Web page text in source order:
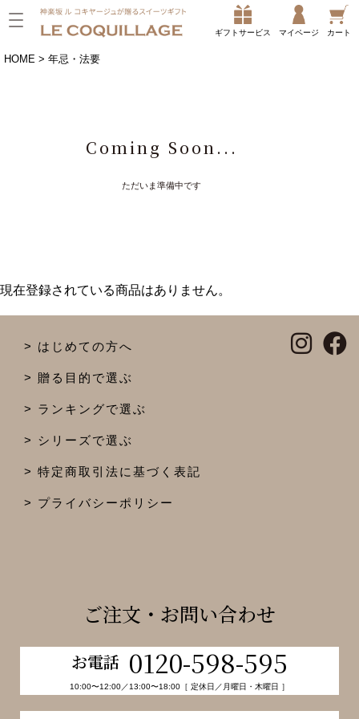
ギフトサービス マイページ カート
HOME 年忌・法要
Coming Soon...
ただいま準備中です
現在登録されている商品はありません。
はじめての方へ
贈る目的で選ぶ
ランキングで選ぶ
シリーズで選ぶ
特定商取引法に基づく表記
プライバシーポリシー
ご注文・お問い合わせ
お電話 0120-598-595
10:00〜12:00／13:00〜18:00［ 定休日／月曜日・木曜日 ］